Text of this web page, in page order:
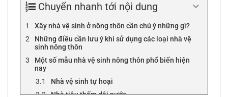
Chuyển nhanh tới nội dung
Xây nhà vệ sinh ở nông thôn cần chú ý những gì?
Những điều cần lưu ý khi sử dụng các loại nhà vệ
sinh nông thôn
Một số mẫu nhà vệ sinh nông thôn phổ biến hiện
nay
Nhà vệ sinh tự hoại
Nhà tiêu thấm dội nước